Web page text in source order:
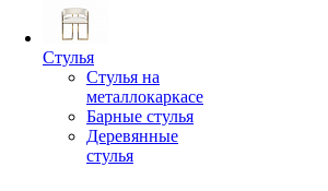
Стулья
Стулья на
металлокаркасе
Барные стулья
Деревянные
стулья